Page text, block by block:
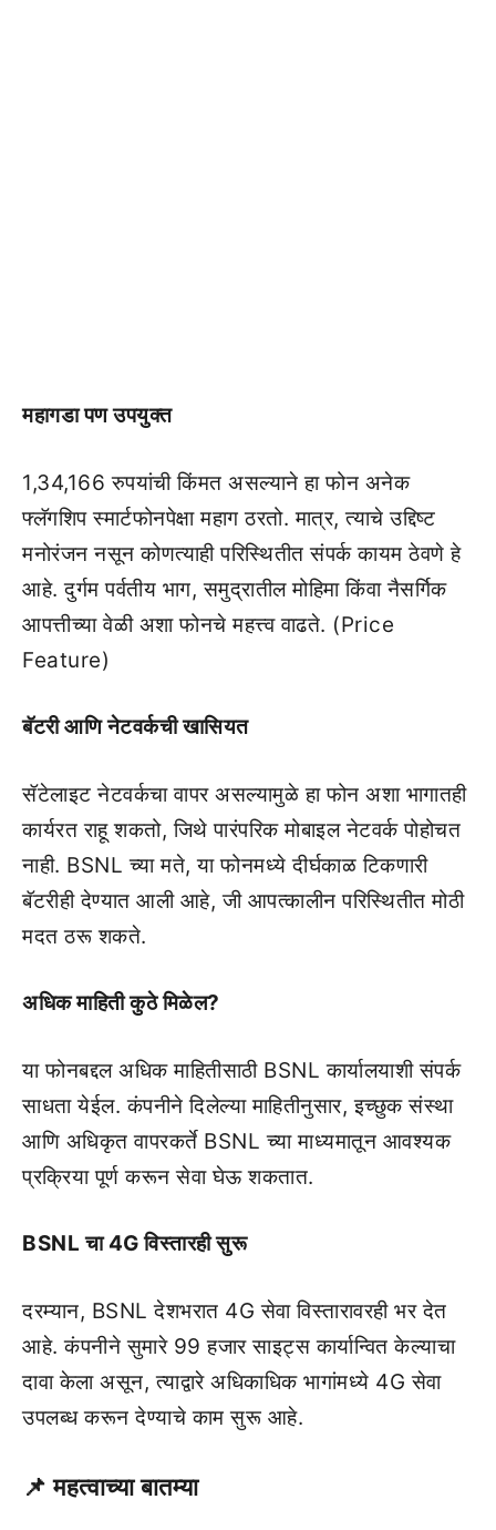
महागडा पण उपयुक्त
1,34,166 रुपयांची किंमत असल्याने हा फोन अनेक
फ्लॅगशिप स्मार्टफोनपेक्षा महाग ठरतो. मात्र, त्याचे उद्दिष्ट
मनोरंजन नसून कोणत्याही परिस्थितीत संपर्क कायम ठेवणे हे
आहे. दुर्गम पर्वतीय भाग, समुद्रातील मोहिमा किंवा नैसर्गिक
आपत्तीच्या वेळी अशा फोनचे महत्त्व वाढते. (Price
Feature)
बॅटरी आणि नेटवर्कची खासियत
सॅटेलाइट नेटवर्कचा वापर असल्यामुळे हा फोन अशा भागातही
कार्यरत राहू शकतो, जिथे पारंपरिक मोबाइल नेटवर्क पोहोचत
नाही. BSNL च्या मते, या फोनमध्ये दीर्घकाळ टिकणारी
बॅटरीही देण्यात आली आहे, जी आपत्कालीन परिस्थितीत मोठी
मदत ठरू शकते.
अधिक माहिती कुठे मिळेल?
या फोनबद्दल अधिक माहितीसाठी BSNL कार्यालयाशी संपर्क
साधता येईल. कंपनीने दिलेल्या माहितीनुसार, इच्छुक संस्था
आणि अधिकृत वापरकर्ते BSNL च्या माध्यमातून आवश्यक
प्रक्रिया पूर्ण करून सेवा घेऊ शकतात.
BSNL चा 4G विस्तारही सुरू
दरम्यान, BSNL देशभरात 4G सेवा विस्तारावरही भर देत
आहे. कंपनीने सुमारे 99 हजार साइट्स कार्यान्वित केल्याचा
दावा केला असून, त्याद्वारे अधिकाधिक भागांमध्ये 4G सेवा
उपलब्ध करून देण्याचे काम सुरू आहे.
📌महत्वाच्या बातम्या